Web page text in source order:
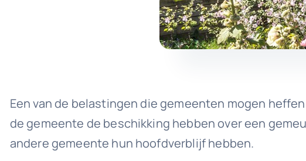
Een van de belastingen die gemeenten mogen
de gemeente de beschikking hebben over een
andere gemeente hun hoofdverblijf hebben.